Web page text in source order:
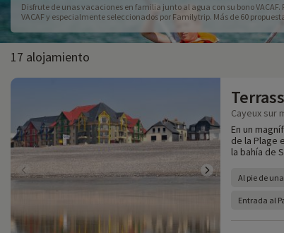
Disfrute de unas vacaciones en familia junto al agua con su bono
VACAF y especialmente seleccionados por Familytrip. Más de 60
Atlántico, con actividades variadas para grandes y pequeños. Disfrute
garantizada.
17 alojamiento
Cayeux sur
En un
de la Plage
la bahía de
Al pie de
Entrada al